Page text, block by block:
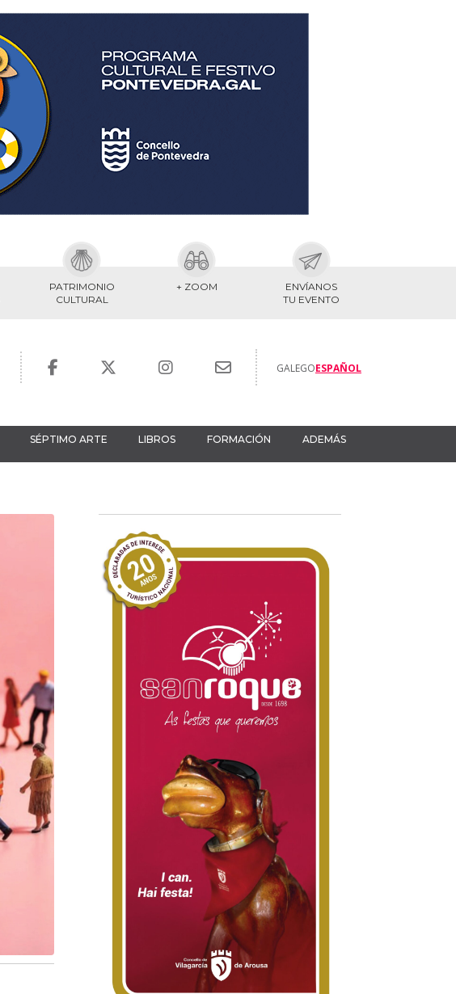
PATRIMONIO
CULTURAL
+ ZOOM
ENVÍANOS
TU EVENTO
GALEGOESPAÑOL
SÉPTIMO ARTE LIBROS FORMACIÓN ADEMÁS